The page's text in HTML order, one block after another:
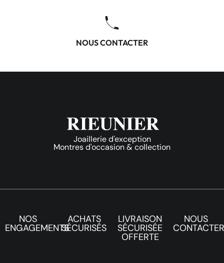
NOUS CONTACTER
Joaillerie d'exception
Montres d'occasion & collection
NOS
ENGAGEMENTS
ACHATS
SÉCURISÉS
LIVRAISON
SÉCURISÉE
OFFERTE
NOUS
CONTACTER